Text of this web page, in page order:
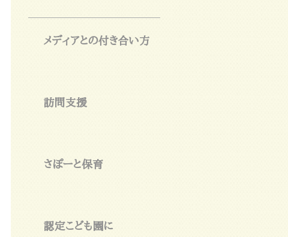
メディアとの付き合い方
訪問支援
さぽーと保育
認定こども園に